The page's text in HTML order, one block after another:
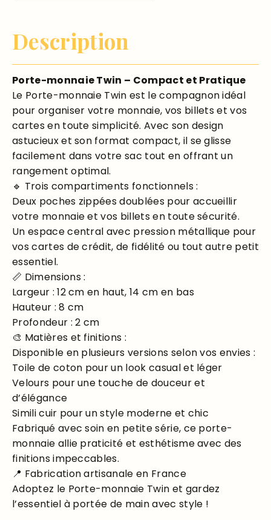
Description
Porte-monnaie Twin – Compact et Pratique
Le Porte-monnaie Twin est le compagnon idéal
pour organiser votre monnaie, vos billets et vos
cartes en toute simplicité. Avec son design
astucieux et son format compact, il se glisse
facilement dans votre sac tout en offrant un
rangement optimal.
🔹 Trois compartiments fonctionnels :
Deux poches zippées doublées pour accueillir
votre monnaie et vos billets en toute sécurité.
Un espace central avec pression métallique pour
vos cartes de crédit, de fidélité ou tout autre petit
essentiel.
📏 Dimensions :
Largeur : 12 cm en haut, 14 cm en bas
Hauteur : 8 cm
Profondeur : 2 cm
🎨 Matières et finitions :
Disponible en plusieurs versions selon vos envies :
Toile de coton pour un look casual et léger
Velours pour une touche de douceur et
d’élégance
Simili cuir pour un style moderne et chic
Fabriqué avec soin en petite série, ce porte-
monnaie allie praticité et esthétisme avec des
finitions impeccables.
📍 Fabrication artisanale en France
Adoptez le Porte-monnaie Twin et gardez
l’essentiel à portée de main avec style !